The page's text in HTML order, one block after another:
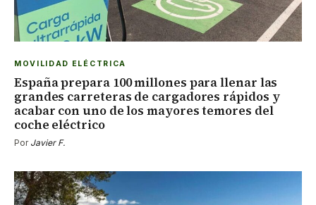
MOVILIDAD ELÉCTRICA
España prepara 100 millones para llenar las
grandes carreteras de cargadores rápidos y
acabar con uno de los mayores temores del
coche eléctrico
Por Javier F.